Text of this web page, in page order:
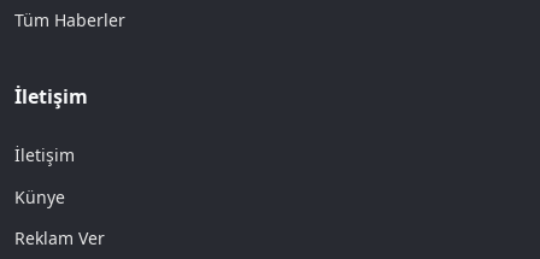
Tüm Haberler
İletişim
İletişim
Künye
Reklam Ver